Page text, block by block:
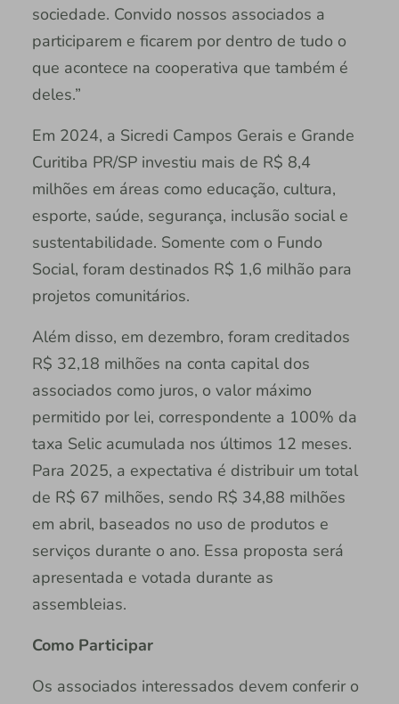
sociedade. Convido nossos associados a
participarem e ficarem por dentro de tudo o
que acontece na cooperativa que também é
deles.”
Em 2024, a Sicredi Campos Gerais e Grande
Curitiba PR/SP investiu mais de R$ 8,4
milhões em áreas como educação, cultura,
esporte, saúde, segurança, inclusão social e
sustentabilidade. Somente com o Fundo
Social, foram destinados R$ 1,6 milhão para
projetos comunitários.
Além disso, em dezembro, foram creditados
R$ 32,18 milhões na conta capital dos
associados como juros, o valor máximo
permitido por lei, correspondente a 100% da
taxa Selic acumulada nos últimos 12 meses.
Para 2025, a expectativa é distribuir um total
de R$ 67 milhões, sendo R$ 34,88 milhões
em abril, baseados no uso de produtos e
serviços durante o ano. Essa proposta será
apresentada e votada durante as
assembleias.
Como Participar
Os associados interessados devem conferir o